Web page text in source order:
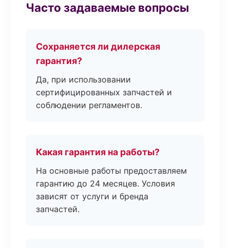
Часто задаваемые вопросы
Сохраняется ли дилерская
гарантия?
Да, при использовании
сертифицированных запчастей и
соблюдении регламентов.
Какая гарантия на работы?
На основные работы предоставляем
гарантию до 24 месяцев. Условия
зависят от услуги и бренда
запчастей.